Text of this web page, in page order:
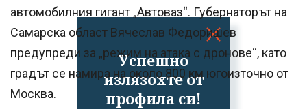
Успешно
излязохте от
профила си!
автомобилния гигант „Автоваз“. Губернаторът на
Самарска област Вячеслав Федоришев
предупреди за „режим на атака с дронове“, като
градът се намира на около 800 км югоизточно от
Москва.